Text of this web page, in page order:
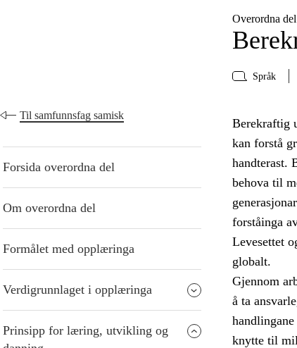
Overordna del
Språk
Til samfunnsfag samisk
Forsida overordna del
Om overordna del
Formålet med opplæringa
Verdigrunnlaget i opplæringa
Prinsipp for læring, utvikling og
Berekraftig
kan forstå
handterast.
behova til
forståinga
Levesettet
globalt.
Gjennom
å ta
knytte til